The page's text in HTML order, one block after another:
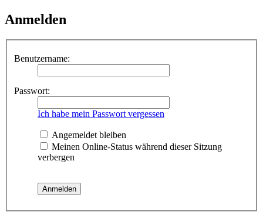
Anmelden
Benutzername:
Passwort:
Ich habe mein Passwort vergessen
Angemeldet bleiben
Meinen Online-Status während dieser Sitzung
verbergen